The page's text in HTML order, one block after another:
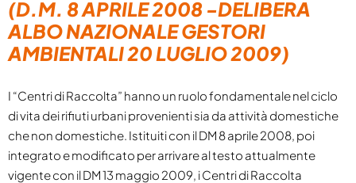
(D.M. 8 APRILE 2008 -DELIBERA
ALBO NAZIONALE GESTORI
AMBIENTALI 20 LUGLIO 2009)
I “Centri di Raccolta” hanno un ruolo fondamentale nel ciclo
di vita dei rifiuti urbani provenienti sia da attività domestiche
che non domestiche. Istituiti con il DM 8 aprile 2008, poi
integrato e modificato per arrivare al testo attualmente
vigente con il DM 13 maggio 2009, i Centri di Raccolta